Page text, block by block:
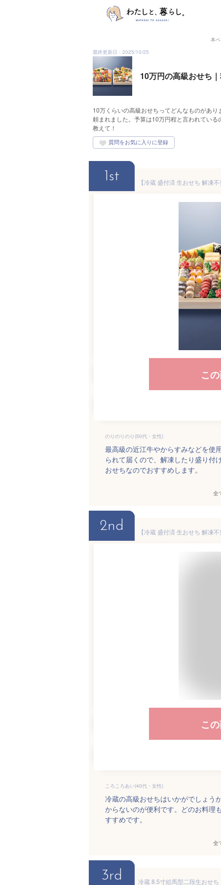
本
最終更新日：2025/10/25
10万円の高級おせち
10万くらいの高級おせちってどんなものがあ
頼まれました。予算は10万円程と言われてい
教えて！
1st
こ
のりのりのり(50代・女性)
最高級の近江牛やからすみなどを使
られて届くので、解凍したり盛り付
おせちなのでおすすめします。
全
2nd
こ
ころころあい(40代・女性)
冷蔵の高級おせちはいかがでしょう
からないのが便利です。どのお料理
すすめです。
全
3rd